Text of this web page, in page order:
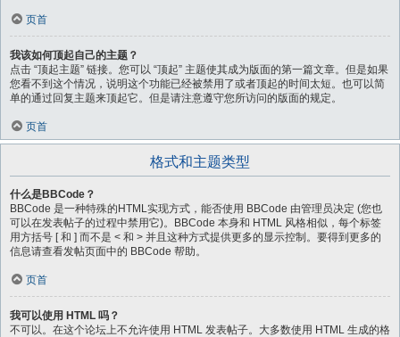
页首
我该如何顶起自己的主题？
点击 “顶起主题” 链接。您可以 “顶起” 主题使其成为版面的第一篇文章。但是如果
您看不到这个情况，说明这个功能已经被禁用了或者顶起的时间太短。也可以简
单的通过回复主题来顶起它。但是请注意遵守您所访问的版面的规定。
页首
格式和主题类型
什么是BBCode？
BBCode 是一种特殊的HTML实现方式，能否使用 BBCode 由管理员决定 (您也
可以在发表帖子的过程中禁用它)。BBCode 本身和 HTML 风格相似，每个标签
用方括号 [ 和 ] 而不是 < 和 > 并且这种方式提供更多的显示控制。要得到更多的
信息请查看发帖页面中的 BBCode 帮助。
页首
我可以使用 HTML 吗？
不可以。在这个论坛上不允许使用 HTML 发表帖子。大多数使用 HTML 生成的格